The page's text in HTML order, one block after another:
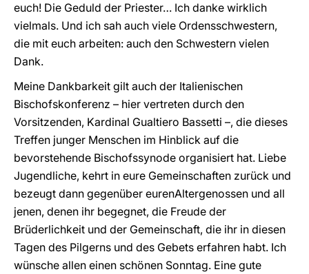
euch! Die Geduld der Priester… Ich danke wirklich
vielmals. Und ich sah auch viele Ordensschwestern,
die mit euch arbeiten: auch den Schwestern vielen
Dank.
Meine Dankbarkeit gilt auch der Italienischen
Bischofskonferenz – hier vertreten durch den
Vorsitzenden, Kardinal Gualtiero Bassetti –, die dieses
Treffen junger Menschen im Hinblick auf die
bevorstehende Bischofssynode organisiert hat. Liebe
Jugendliche, kehrt in eure Gemeinschaften zurück und
bezeugt dann gegenüber eurenAltergenossen und all
jenen, denen ihr begegnet, die Freude der
Brüderlichkeit und der Gemeinschaft, die ihr in diesen
Tagen des Pilgerns und des Gebets erfahren habt. Ich
wünsche allen einen schönen Sonntag. Eine gute